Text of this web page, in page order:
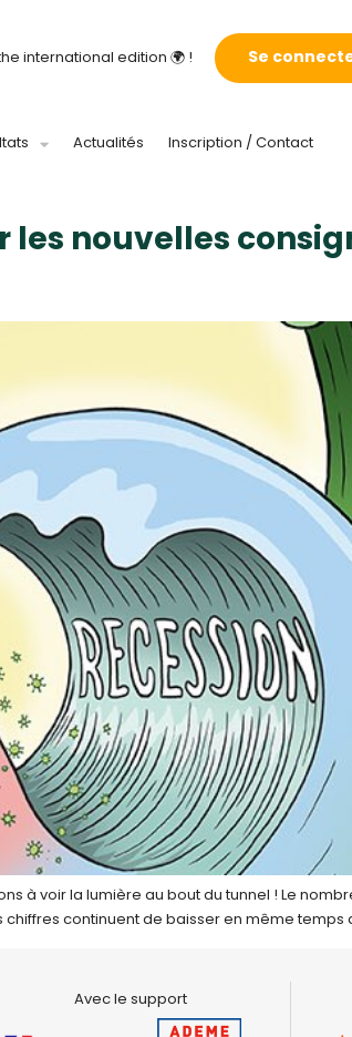
international edition 🌍 ! Se
Actualités Inscription / Contact
nouvelles
à voir la lumière au bout du tunnel ! Le
continuent de baisser en même
Avec le support